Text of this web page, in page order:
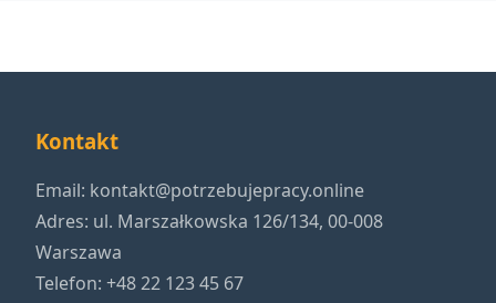
Kontakt
Email: kontakt@potrzebujepracy.online
Adres: ul. Marszałkowska 126/134, 00-008
Warszawa
Telefon: +48 22 123 45 67